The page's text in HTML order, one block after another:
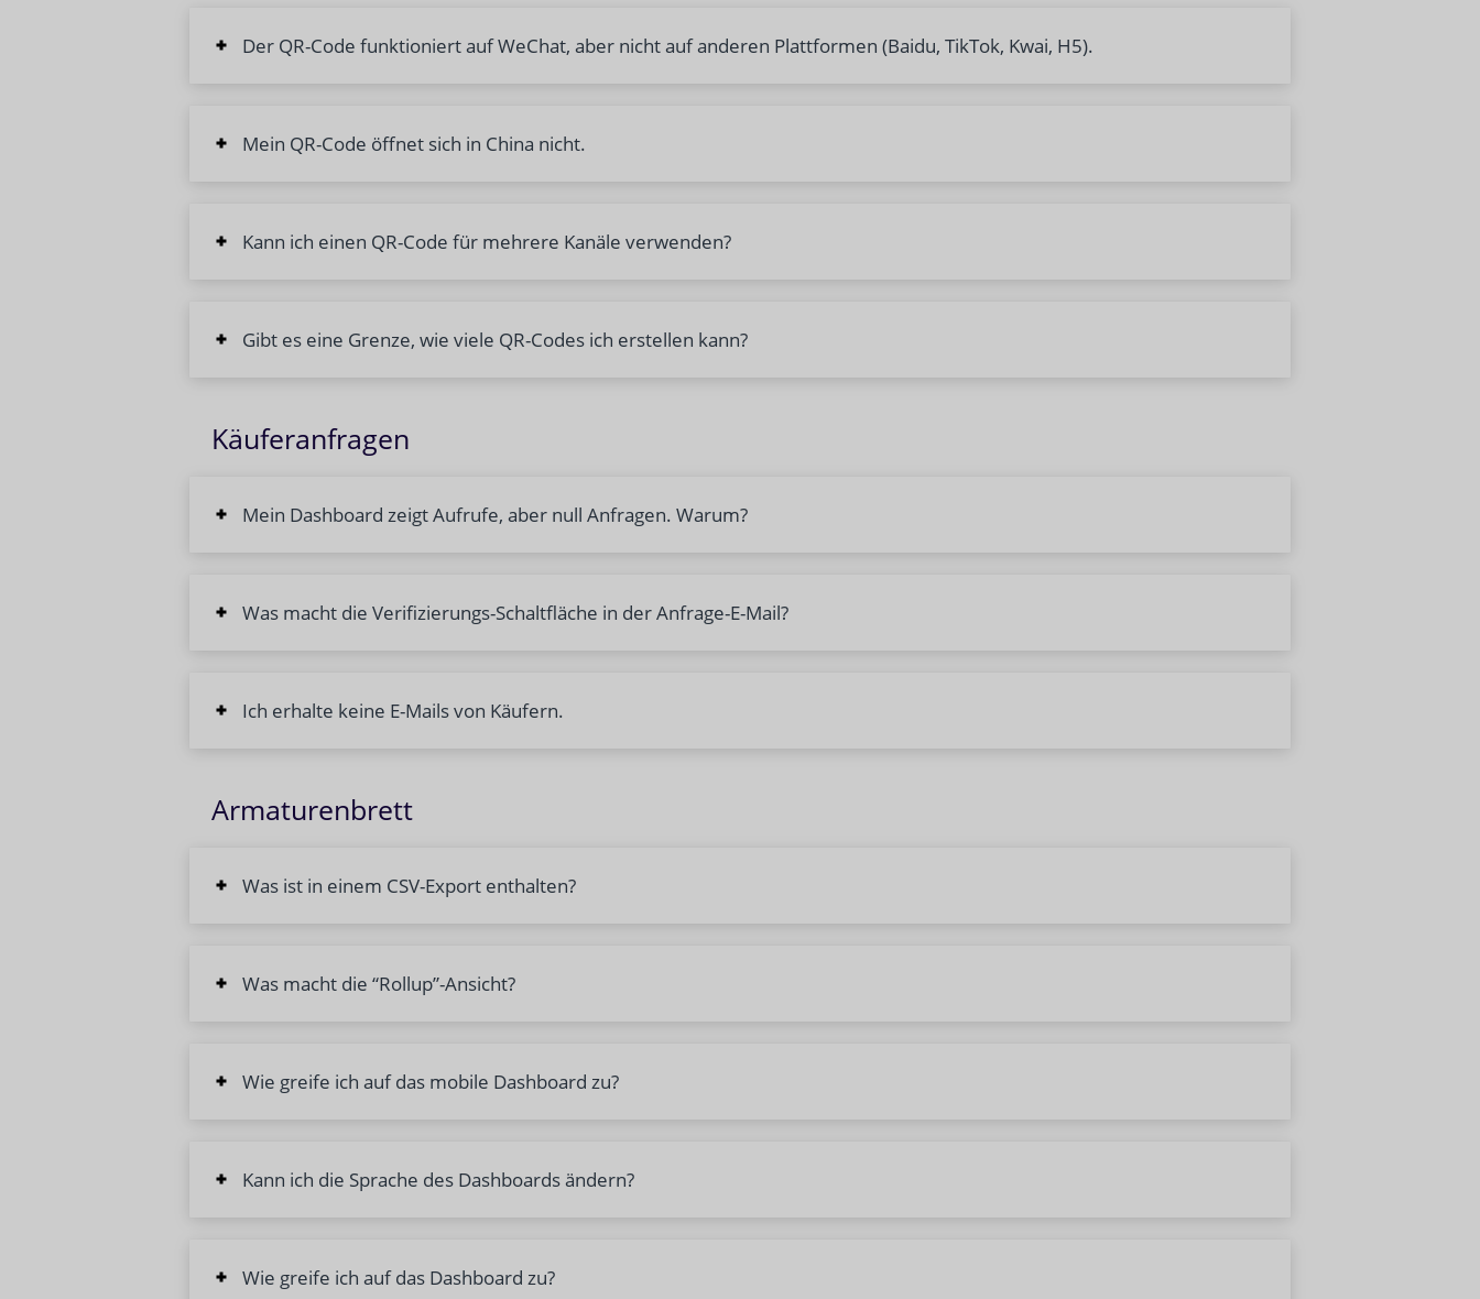
Der QR-Code funktioniert auf WeChat, aber nicht auf anderen Plattformen (Baidu, TikTok, Kwai, H5).
Mein QR-Code öffnet sich in China nicht.
Kann ich einen QR-Code für mehrere Kanäle verwenden?
Gibt es eine Grenze, wie viele QR-Codes ich erstellen kann?
Käuferanfragen
Mein Dashboard zeigt Aufrufe, aber null Anfragen. Warum?
Was macht die Verifizierungs-Schaltfläche in der Anfrage-E-Mail?
Ich erhalte keine E-Mails von Käufern.
Armaturenbrett
Was ist in einem CSV-Export enthalten?
Was macht die “Rollup”-Ansicht?
Wie greife ich auf das mobile Dashboard zu?
Kann ich die Sprache des Dashboards ändern?
Wie greife ich auf das Dashboard zu?